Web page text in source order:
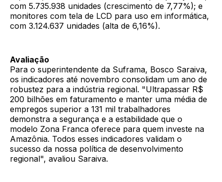
com 5.735.938 unidades (crescimento de 7,77%); e
monitores com tela de LCD para uso em informática,
com 3.124.637 unidades (alta de 6,16%).
Avaliação
Para o superintendente da Suframa, Bosco Saraiva,
os indicadores até novembro consolidam um ano de
robustez para a indústria regional. "Ultrapassar R$
200 bilhões em faturamento e manter uma média de
empregos superior a 131 mil trabalhadores
demonstra a segurança e a estabilidade que o
modelo Zona Franca oferece para quem investe na
Amazônia. Todos esses indicadores validam o
sucesso da nossa política de desenvolvimento
regional", avaliou Saraiva.